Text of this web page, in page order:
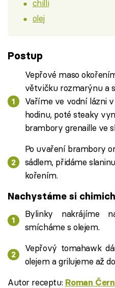
chilli
olej
Postup
Vepřové maso
větvičku rozmarýnu a
Vaříme ve vodní lázni
hodinu, poté steaky
brambory grenaille ve
Po uvaření brambory
sádlem, přidáme
kořením.
Nachystáme si
Bylinky nakrájíme
smícháme s olejem.
Vepřový tomahawk
olejem a grilujeme až
Autor receptu: Roman